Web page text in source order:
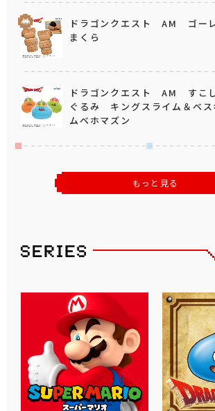
ドラゴンクエスト AM ゴー
まくら
ドラゴンクエスト AM すこ
ぐるみ キングスライム＆ベス
ムベホマズン
もっと見る